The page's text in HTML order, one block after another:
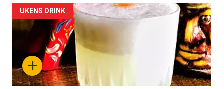
Forsiden
akkurat
nå
-
+
UKENS DRINK